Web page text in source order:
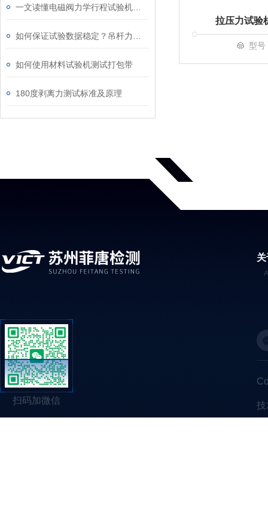
如何使用材料试验机测试打包带
180度剥离力测试标准及原理
拉压力试验
型号
扫码加微信 技